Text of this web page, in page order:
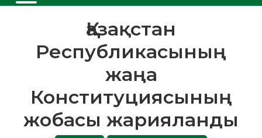
Қазақстан
Республикасының
жаңа
Конституциясының
жобасы жарияланды